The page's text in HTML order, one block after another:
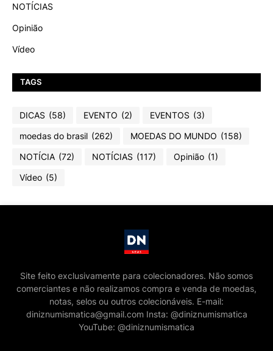
NOTÍCIAS
Opinião
Vídeo
TAGS
DICAS (58) EVENTO (2) EVENTOS (3)
moedas do brasil (262) MOEDAS DO MUNDO (158)
NOTÍCIA (72) NOTÍCIAS (117) Opinião (1)
Vídeo (5)
Site feito exclusivamente para colecionadores. Não somos
comerciantes e não realizamos compra e venda de moedas,
notas, selos ou outros colecionáveis. E-mail:
diniznumismatica@gmail.com Insta: @diniznumismatica
YouTube: @diniznumismatica